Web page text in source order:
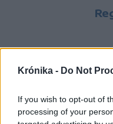
Krónika - Do Not
If you wish to opt-out of
processing of your